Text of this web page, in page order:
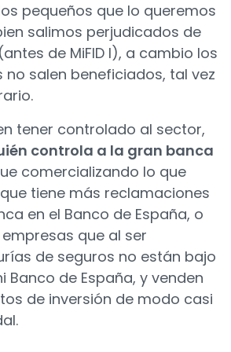
pequeños que lo queremos
salimos perjudicados de
(antes de MiFID I), a cambio los
no salen beneficiados, tal vez
tener controlado al sector,
controla a la gran banca
comercializando lo que
tiene más reclamaciones
en el Banco de España, o
que al ser
de seguros no están bajo
Banco de España, y venden
de inversión de modo casi